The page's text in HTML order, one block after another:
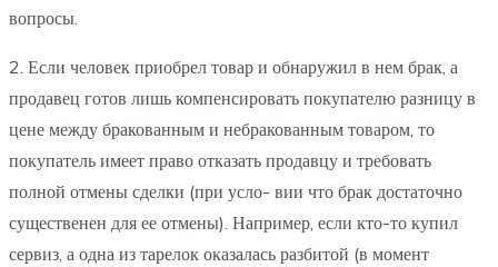
вопросы.
2. Если человек приобрел товар и обнаружил в нем брак, а
продавец готов лишь компенсировать покупателю разницу в
цене между бракованным и небракованным товаром, то
покупатель имеет право отказать продавцу и требовать
полной отмены сделки (при усло- вии что брак достаточно
существенен для ее отмены). Например, если кто-то купил
сервиз, а одна из тарелок оказалась разбитой (в момент